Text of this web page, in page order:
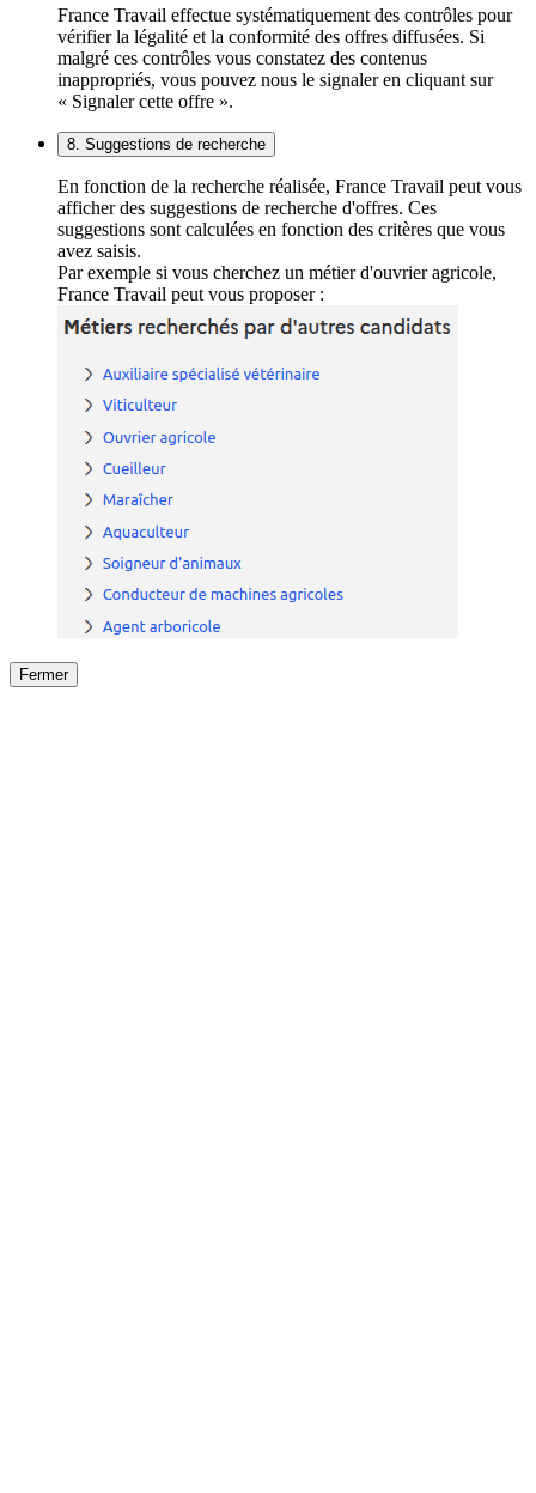
France Travail effectue systématiquement des contrôles pour
vérifier la légalité et la conformité des offres diffusées. Si
malgré ces contrôles vous constatez des contenus
inappropriés, vous pouvez nous le signaler en cliquant sur
« Signaler cette offre ».
8. Suggestions de recherche
En fonction de la recherche réalisée, France Travail peut vous
afficher des suggestions de recherche d'offres. Ces
suggestions sont calculées en fonction des critères que vous
avez saisis.
Par exemple si vous cherchez un métier d'ouvrier agricole,
France Travail peut vous proposer :
Fermer